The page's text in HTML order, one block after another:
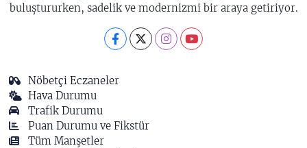
buluştururken, sadelik ve modernizmi bir araya getiriyor.
Nöbetçi Eczaneler
Hava Durumu
Trafik Durumu
Puan Durumu ve Fikstür
Tüm Manşetler